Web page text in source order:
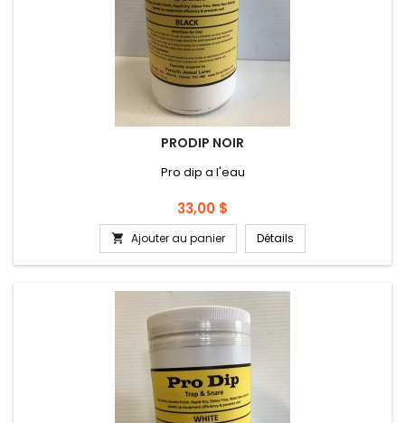
PRODIP NOIR
Pro dip a l'eau
Prix
33,00 $
 Ajouter au panier Détails